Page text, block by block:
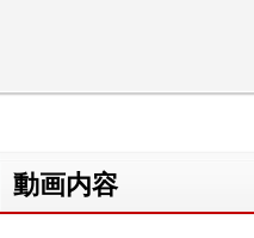
動画内容